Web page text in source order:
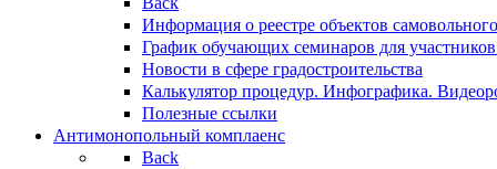
Информация о реестре объектов
График обучающих семинаров для участников
Новости в сфере градостроительства
Калькулятор процедур. Инфографика.
Полезные ссылки
Антимонопольный комплаенс
Back